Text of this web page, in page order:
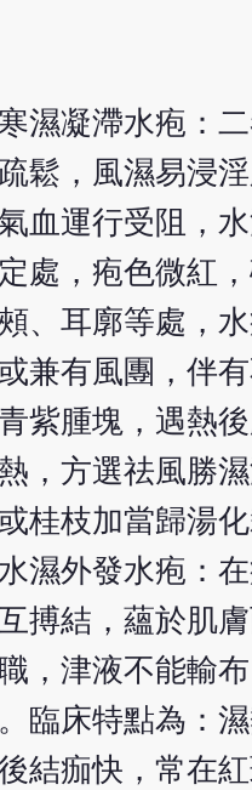
濕凝滯水疱：
鬆，風濕易浸
血運行受阻，
處，疱色微紅
、耳廓等處，
兼有風團，伴
紫腫塊，遇熱
，方選祛風勝
桂枝加當歸湯化
濕外發水疱：
搏結，蘊於肌
，津液不能輸
臨床特點為：
結痂快，常在